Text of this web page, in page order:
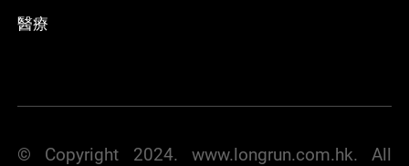
醫療
© Copyright 2024. www.longrun.com.hk. All